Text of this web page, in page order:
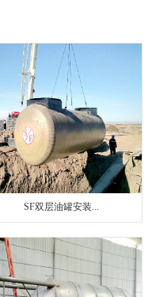
SF双层油罐安装...